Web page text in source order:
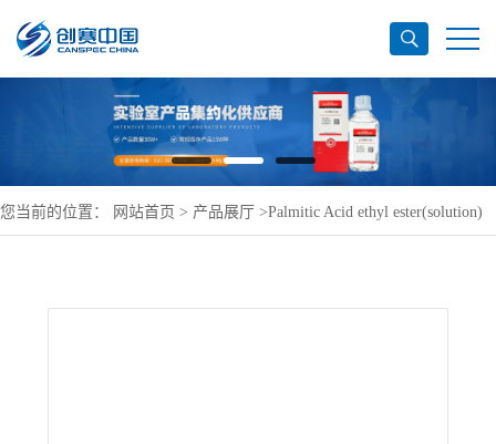
您当前的位置： 网站首页 > 产品展厅 >Palmitic Acid ethyl ester(solution)